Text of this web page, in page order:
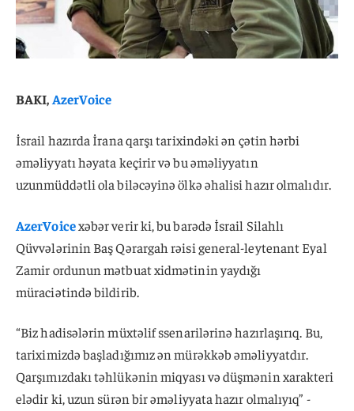
BAKI,AzerVoice
İsrail hazırda İrana qarşı tarixindəki ən çətin hərbi
əməliyyatı həyata keçirir və bu əməliyyatın
uzunmüddətli ola biləcəyinə ölkə əhalisi hazır olmalıdır.
AzerVoicexəbər verir ki, bu barədə İsrail Silahlı
Qüvvələrinin Baş Qərargah rəisi general-leytenant Eyal
Zamir ordunun mətbuat xidmətinin yaydığı
müraciətində bildirib.
“Biz hadisələrin müxtəlif ssenarilərinə hazırlaşırıq. Bu,
tariximizdə başladığımız ən mürəkkəb əməliyyatdır.
Qarşımızdakı təhlükənin miqyası və düşmənin xarakteri
elədir ki, uzun sürən bir əməliyyata hazır olmalıyıq” -